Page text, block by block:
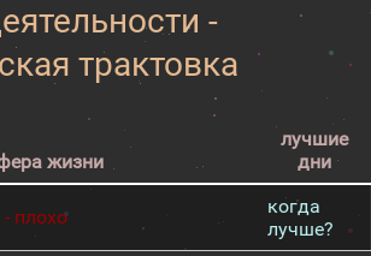
-
трактовка
жизни
лучшие
дни
- плохо
когда
лучше?